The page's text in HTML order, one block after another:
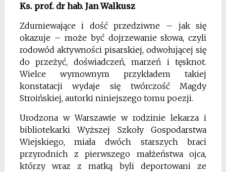
Ks. prof. dr hab. Jan Walkusz
Zdumiewające i dość przedziwne – jak się
okazuje – może być dojrzewanie słowa, czyli
rodowód aktywności pisarskiej, odwołującej się
do przeżyć, doświadczeń, marzeń i tęsknot.
Wielce wymownymprzykładem takiej
konstatacji wydaje się twórczość Magdy
Stroińskiej, autorki niniejszego tomu poezji.
Urodzona w Warszawie w rodzinie lekarza i
bibliotekarki Wyższej Szkoły Gospodarstwa
Wiejskiego, miała dwóch starszych braci
przyrodnich z pierwszego małżeństwa ojca,
którzy wraz z matką byli deportowani ze